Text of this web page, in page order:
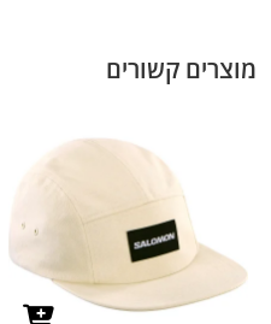
מוצרים קשורים